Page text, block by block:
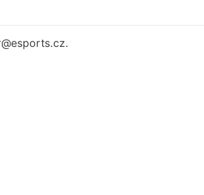
@esports.cz.